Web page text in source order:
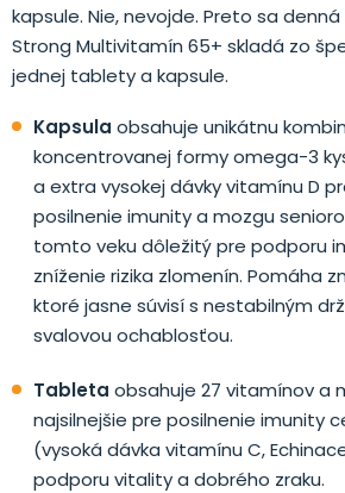
kapsule. Nie, nevojde. Preto sa denná
Strong Multivitamín 65+ skladá zo
jednej tablety a kapsule.
Kapsula obsahuje unikátnu
koncentrovanej formy omega-3
a extra vysokej dávky vitamínu D
posilnenie imunity a mozgu
tomto veku dôležitý pre podporu
zníženie rizika zlomenín. Pomáha
ktoré jasne súvisí s nestabilným
svalovou ochablosťou.
Tableta obsahuje 27 vitamínov a
najsilnejšie pre posilnenie imunity
(vysoká dávka vitamínu C,
podporu vitality a dobrého zraku.